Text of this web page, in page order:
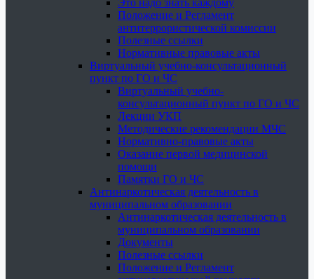
Это надо знать каждому
Положение и Регламент
антитеррористической комиссии
Полезные ссылки
Нормативные правовые акты
Виртуальный учебно-консультационный
пункт по ГО и ЧС
Виртуальный учебно-
консультационный пункт по ГО и ЧС
Лекции УКП
Методические рекомендации МЧС
Нормативно-правовые акты
Оказание первой медицинской
помощи
Памятки ГО и ЧС
Антинаркотическая деятельность в
муниципальном образовании
Антинаркотическая деятельность в
муниципальном образовании
Документы
Полезные ссылки
Положение и Регламент